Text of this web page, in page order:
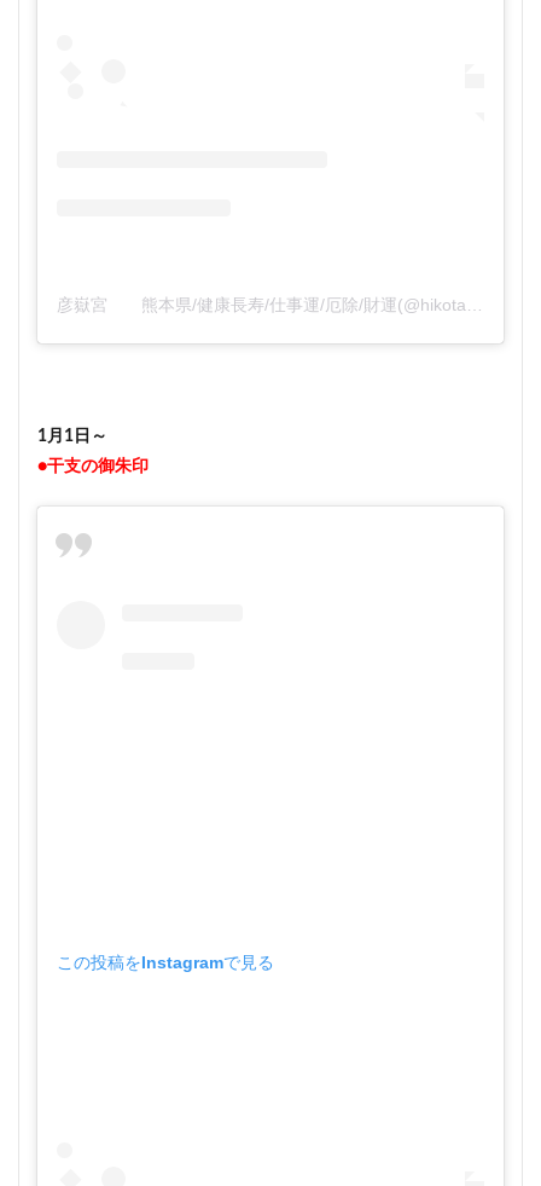
1月1日～
●干支の御朱印
この投稿をInstagramで見る